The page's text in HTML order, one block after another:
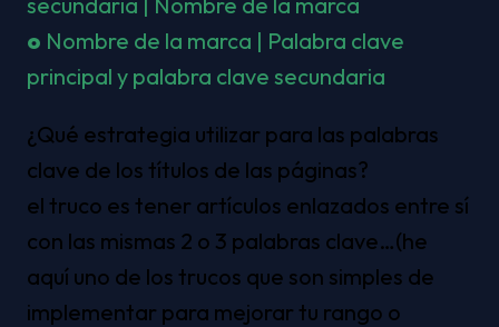
o Nombre de la marca | Palabra clave
principal y palabra clave secundaria
¿Qué estrategia utilizar para las palabras
clave de los títulos de las páginas?
el truco es tener artículos enlazados entre sí
con las mismas 2 o 3 palabras clave…(he
aquí uno de los trucos que son simples de
implementar para mejorar tu rango o